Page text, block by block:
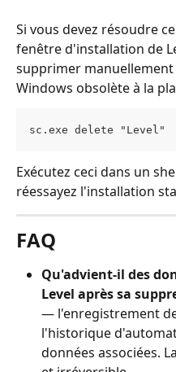
Si vous devez résoudre
fenêtre d'installation de
supprimer
Windows obsolète à la
sc.exe delete "Level"
Exécutez ceci dans un
réessayez l'installation
FAQ
Qu'advient-il des
Level après sa
— l'enregistrement
l'historique
données associées.